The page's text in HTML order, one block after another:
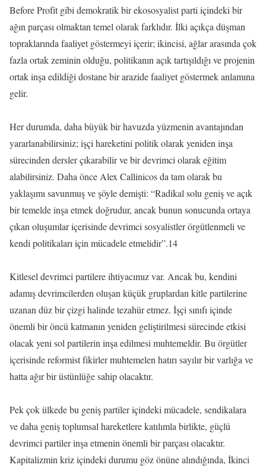
Before Profit gibi demokratik bir ekososyalist parti içindeki bir
ağın parçası olmaktan temel olarak farklıdır. İlki açıkça düşman
topraklarında faaliyet göstermeyi içerir; ikincisi, ağlar arasında çok
fazla ortak zeminin olduğu, politikanın açık tartışıldığı ve projenin
ortak inşa edildiği dostane bir arazide faaliyet göstermek anlamına
gelir.
Her durumda, daha büyük bir havuzda yüzmenin avantajından
yararlanabilirsiniz; işçi hareketini politik olarak yeniden inşa
sürecinden dersler çıkarabilir ve bir devrimci olarak eğitim
alabilirsiniz. Daha önce Alex Callinicos da tam olarak bu
yaklaşımı savunmuş ve şöyle demişti: “Radikal solu geniş ve açık
bir temelde inşa etmek doğrudur, ancak bunun sonucunda ortaya
çıkan oluşumlar içerisinde devrimci sosyalistler örgütlenmeli ve
kendi politikaları için mücadele etmelidir”.14
Kitlesel devrimci partilere ihtiyacımız var. Ancak bu, kendini
adamış devrimcilerden oluşan küçük gruplardan kitle partilerine
uzanan düz bir çizgi halinde tezahür etmez. İşçi sınıfı içinde
önemli bir öncü katmanın yeniden geliştirilmesi sürecinde etkisi
olacak yeni sol partilerin inşa edilmesi muhtemeldir. Bu örgütler
içerisinde reformist fikirler muhtemelen hatırı sayılır bir varlığa ve
hatta ağır bir üstünlüğe sahip olacaktır.
Pek çok ülkede bu geniş partiler içindeki mücadele, sendikalara
ve daha geniş toplumsal hareketlere katılımla birlikte, güçlü
devrimci partiler inşa etmenin önemli bir parçası olacaktır.
Kapitalizmin kriz içindeki durumu göz önüne alındığında, İkinci